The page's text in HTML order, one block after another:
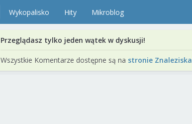
Wykopalisko Hity Mikroblog
Przeglądasz tylko jeden wątek w dyskusji!
Wszystkie Komentarze dostępne są na stronie Znaleziska